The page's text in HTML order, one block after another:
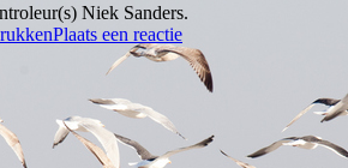
Niek Sanders.
Plaats een reactie